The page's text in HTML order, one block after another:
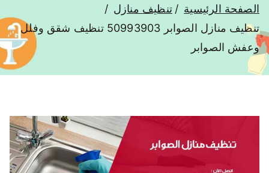
الصفحة الرئيسية
تنظيف منازل
تنظيف منازل الصوابر 50993903 تنظيف شقق وفلل
وعفش الصوابر